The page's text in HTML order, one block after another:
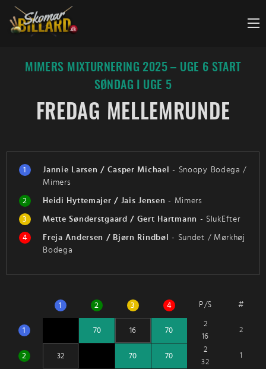
Fortsæt
indhold
MIMERS MIXTURNERING 2025 – UGE 6 START
SØNDAG I UGE 5
FREDAG MELLEMRUNDE
1 Jannie Larsen / Casper Michael - Snoopy Bodega /
Mimers
2
Heidi Hyttemajer / Jais Jensen - Mimers
3
Mette Sønderstgaard / Gert Hartmann - SlukEfter
4
Freja Andersen / Bjørn Rindbøl - Sundet / Mørkhøj
Bodega
1 2 3 4 P/S #
1
2
16
2
2
2
32
1